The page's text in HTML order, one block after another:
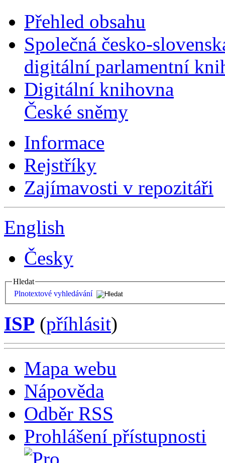
Přehled obsahu
Společná česko-
digitální parlamentní
Digitální knihovna
České sněmy
Informace
Rejstříky
Zajímavosti v repozitáři
English
Česky
Hledat
Plnotextové vyhledávání
ISP (příhlásit)
Mapa webu
Nápověda
Odběr RSS
Prohlášení přístupnosti